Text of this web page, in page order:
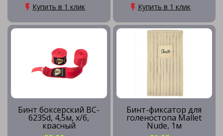
Купить в 1 клик Купить в 1 клик
Бинт боксерский BC-
6235d, 4,5м, х/б,
красный
Бинт-фиксатор для
голеностопа Mallet
Nude, 1м